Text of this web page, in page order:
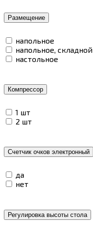
Размещение
напольное
напольное, складной
настольное
Компрессор
1 шт
2 шт
Счетчик очков электронный
да
нет
Регулировка высоты стола